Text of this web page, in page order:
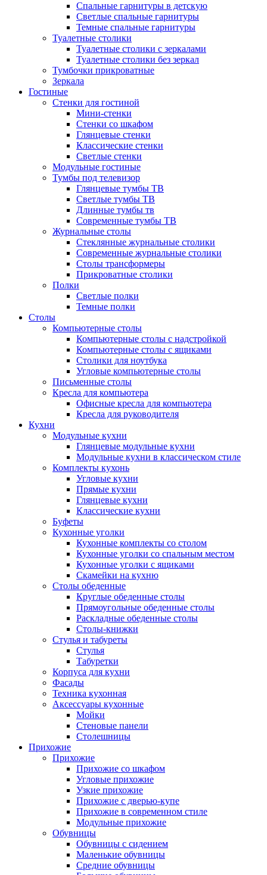
Спальные гарнитуры в детскую
Светлые спальные гарнитуры
Темные спальные гарнитуры
Туалетные столики
Туалетные столики с зеркалами
Туалетные столики без зеркал
Тумбочки прикроватные
Зеркала
Гостиные
Стенки для гостиной
Мини-стенки
Стенки со шкафом
Глянцевые стенки
Классические стенки
Светлые стенки
Модульные гостиные
Тумбы под телевизор
Глянцевые тумбы ТВ
Светлые тумбы ТВ
Длинные тумбы тв
Современные тумбы ТВ
Журнальные столы
Стеклянные журнальные столики
Современные журнальные столики
Столы трансформеры
Прикроватные столики
Полки
Светлые полки
Темные полки
Столы
Компьютерные столы
Компьютерные столы с надстройкой
Компьютерные столы с ящиками
Столики для ноутбука
Угловые компьютерные столы
Письменные столы
Кресла для компьютера
Офисные кресла для компьютера
Кресла для руководителя
Кухни
Модульные кухни
Глянцевые модульные кухни
Модульные кухни в классическом стиле
Комплекты кухонь
Угловые кухни
Прямые кухни
Глянцевые кухни
Классические кухни
Буфеты
Кухонные уголки
Кухонные комплекты со столом
Кухонные уголки со спальным местом
Кухонные уголки с ящиками
Скамейки на кухню
Столы обеденные
Круглые обеденные столы
Прямоугольные обеденные столы
Раскладные обеденные столы
Столы-книжки
Стулья и табуреты
Стулья
Табуретки
Корпуса для кухни
Фасады
Техника кухонная
Аксессуары кухонные
Мойки
Стеновые панели
Столешницы
Прихожие
Прихожие
Прихожие со шкафом
Угловые прихожие
Узкие прихожие
Прихожие с дверью-купе
Прихожие в современном стиле
Модульные прихожие
Обувницы
Обувницы с сидением
Маленькие обувницы
Средние обувницы